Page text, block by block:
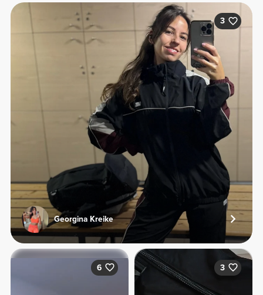
3
Georgina Kreike
6 3